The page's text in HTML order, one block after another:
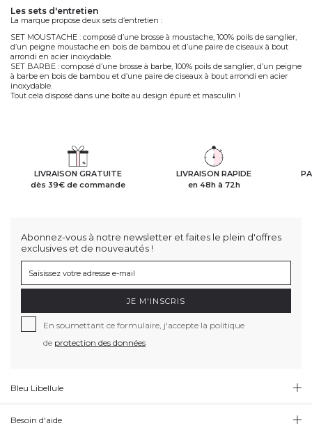
les sets d'entretien
La marque propose deux sets d’entretien :
SET MOUSTACHE : composé d’une brosse à moustache, 100% poils de sanglier,
d’un peigne moustache en bois de bambou et d’une paire de ciseaux à bout
arrondi en acier inoxydable.
SET BARBE : composé d’une brosse à barbe, 100% poils de sanglier, d’un peigne
à barbe en bois de bambou et d’une paire de ciseaux à bout arrondi en acier
inoxydable.
Tout cela disposé dans une boîte au design épuré et masculin !
LIVRAISON GRATUITE
dès 39€ de commande
LIVRAISON RAPIDE
en 48h à 72h
Abonnez-vous à notre newsletter et faites le plein d'offres
exclusives et de nouveautés !
JE M'INSCRIS
En soumettant ce formulaire, j'accepte la politique
de protection des données
Bleu Libellule
Besoin d'aide